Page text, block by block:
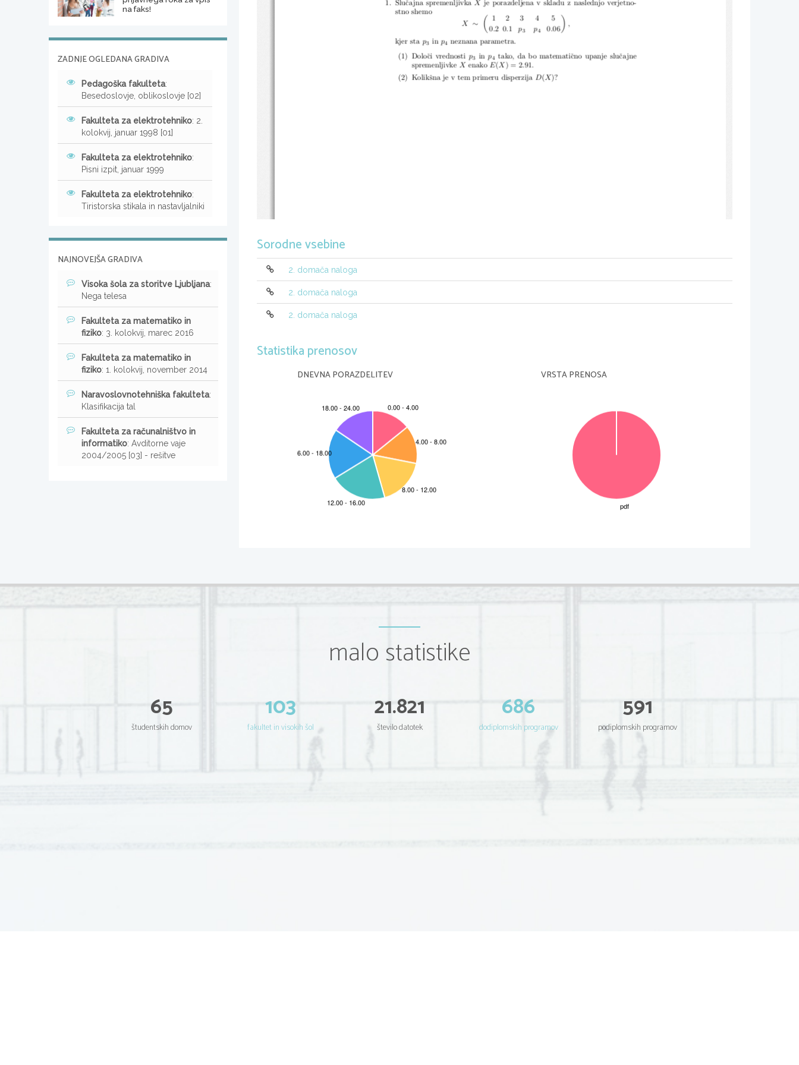
1. Sluˇcajna spremenljivka X je porazdeljena v skladu z naslednjo verjetno-
stno shemo
X
∼
(
1
0.2
2
0.1
3
p3
4
p4
5
0.06
)
,
kjer sta p3 in p4 neznana parametra.
(1) Doloˇci vrednosti p3 in p4 tako, da bo matematiˇcno upanje sluˇcajne
spremenljivke X enako E(X ) = 2.91.
(2) Kolikˇsna je v tem primeru disperzija D(X)?
Sorodne vsebine
2. domača naloga
2. domača naloga
2. domača naloga
Statistika prenosov
DNEVNA PORAZDELITEV VRSTA PRENOSA
na faks!
ZADNJE OGLEDANA GRADIVA
Pedagoška fakulteta:
Besedoslovje, oblikoslovje [02]
Fakulteta za elektrotehniko: 2.
kolokvij, januar 1998 [01]
Fakulteta za elektrotehniko:
Pisni izpit, januar 1999
Fakulteta za elektrotehniko:
Tiristorska stikala in nastavljalniki
NAJNOVEJŠA GRADIVA
Visoka šola za storitve Ljubljana:
Nega telesa
Fakulteta za matematiko in
fiziko: 3. kolokvij, marec 2016
Fakulteta za matematiko in
fiziko: 1. kolokvij, november 2014
Naravoslovnotehniška fakulteta:
Klasifikacija tal
Fakulteta za računalništvo in
informatiko: Avditorne vaje
2004/2005 [03] - rešitve
malo statistike
65
študentskih domov
103
fakultet in visokih šol
21.821
število datotek
686
dodiplomskih programov
591
podiplomskih programov